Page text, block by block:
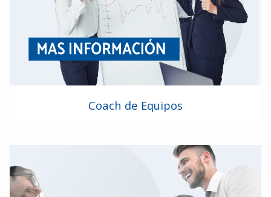
Coach de Equipos